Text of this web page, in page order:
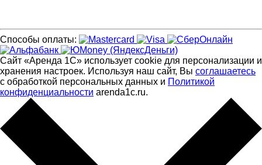
Способы оплаты:
Сайт «Аренда 1С» использует cookie для персонализации и
хранения настроек. Используя наш сайт, Вы соглашаетесь
с обработкой персональных данных и Политикой
конфиденциальности arenda1c.ru.